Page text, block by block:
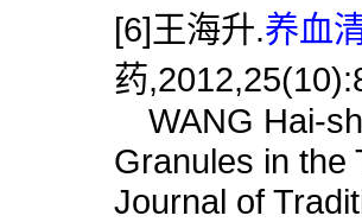
[6]王海升.养血
药
WANG Hai-
Granules in the
Journal of